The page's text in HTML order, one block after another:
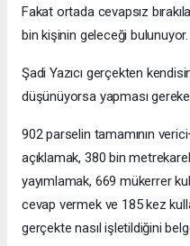
Fakat ortada cevapsız
bin kişinin geleceği bulunuyor.
Şadi Yazıcı gerçekten
düşünüyorsa yapması
902 parselin tamamının
açıklamak, 380 bin
yayımlamak, 669 mükerrer
cevap vermek ve 185 kez
gerçekte nasıl işletildiğini